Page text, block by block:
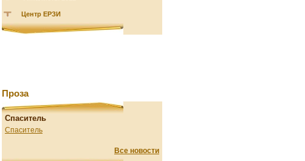
Центр ЕРЗИ
Проза
Спаситель
Спаситель
Все новости